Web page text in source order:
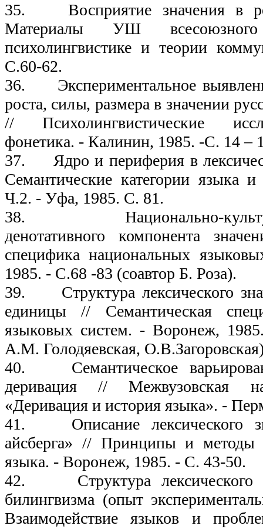
35. Восприятие значения в
Материалы УШ
психолингвистике и теории
С.60-62.
36. Экспериментальное
роста, силы, размера в значении
// Психолингвистические
фонетика. - Калинин, 1985. -С. 14 –
37. Ядро и периферия в
Семантические категории языка
Ч.2. - Уфа, 1985. С. 81.
38. Национально-
денотативного компонента
специфика национальных
1985. - С.68 -83 (соавтор Б. Роза).
39. Структура лексического
единицы // Семантическая
языковых систем. - Воронеж,
А.М. Голодяевская,
40. Семантическое
деривация // Межвузовская
«Деривация и история языка». -
41. Описание лексического
айсберга» // Принципы и методы
языка. - Воронеж, 1985. - С. 43-50.
42. Структура лексического
билингвизма (опыт
Взаимодействие языков и